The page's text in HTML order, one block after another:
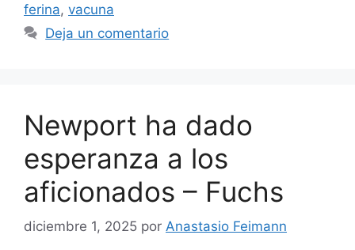
ferina, vacuna
Deja un comentario
Newport ha dado
esperanza a los
aficionados – Fuchs
diciembre 1, 2025 por Anastasio Feimann